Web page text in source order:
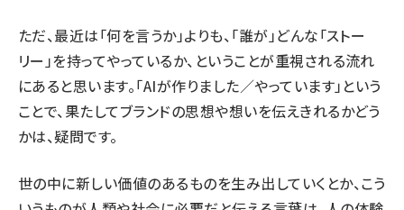
ただ、最近は「何を言うか」よりも、「誰が」どんな「ストー
リー」を持ってやっているか、ということが重視される流れ
にあると思います。「AIが作りました／やっています」という
ことで、果たしてブランドの思想や想いを伝えきれるかどう
かは、疑問です。
世の中に新しい価値のあるものを生み出していくとか、こう